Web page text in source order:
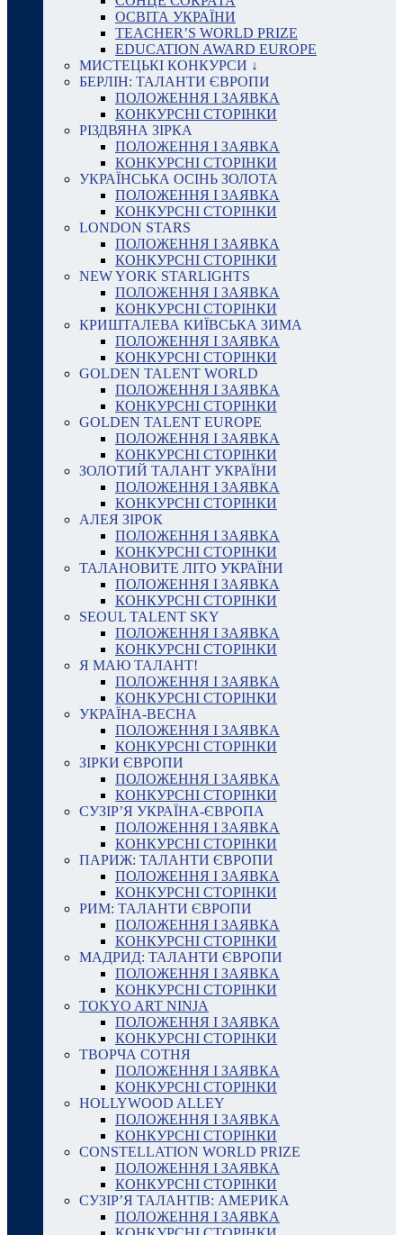
ОСВІТА УКРАЇНИ
TEACHER’S WORLD PRIZE
EDUCATION AWARD EUROPE
МИСТЕЦЬКІ КОНКУРСИ ↓
БЕРЛІН: ТАЛАНТИ ЄВРОПИ
ПОЛОЖЕННЯ І ЗАЯВКА
КОНКУРСНІ СТОРІНКИ
РІЗДВЯНА ЗІРКА
ПОЛОЖЕННЯ І ЗАЯВКА
КОНКУРСНІ СТОРІНКИ
УКРАЇНСЬКА ОСІНЬ ЗОЛОТА
ПОЛОЖЕННЯ І ЗАЯВКА
КОНКУРСНІ СТОРІНКИ
LONDON STARS
ПОЛОЖЕННЯ І ЗАЯВКА
КОНКУРСНІ СТОРІНКИ
NEW YORK STARLIGHTS
ПОЛОЖЕННЯ І ЗАЯВКА
КОНКУРСНІ СТОРІНКИ
КРИШТАЛЕВА КИЇВСЬКА ЗИМА
ПОЛОЖЕННЯ І ЗАЯВКА
КОНКУРСНІ СТОРІНКИ
GOLDEN TALENT WORLD
ПОЛОЖЕННЯ І ЗАЯВКА
КОНКУРСНІ СТОРІНКИ
GOLDEN TALENT EUROPE
ПОЛОЖЕННЯ І ЗАЯВКА
КОНКУРСНІ СТОРІНКИ
ЗОЛОТИЙ ТАЛАНТ УКРАЇНИ
ПОЛОЖЕННЯ І ЗАЯВКА
КОНКУРСНІ СТОРІНКИ
АЛЕЯ ЗІРОК
ПОЛОЖЕННЯ І ЗАЯВКА
КОНКУРСНІ СТОРІНКИ
ТАЛАНОВИТЕ ЛІТО УКРАЇНИ
ПОЛОЖЕННЯ І ЗАЯВКА
КОНКУРСНІ СТОРІНКИ
SEOUL TALENT SKY
ПОЛОЖЕННЯ І ЗАЯВКА
КОНКУРСНІ СТОРІНКИ
Я МАЮ ТАЛАНТ!
ПОЛОЖЕННЯ І ЗАЯВКА
КОНКУРСНІ СТОРІНКИ
УКРАЇНА-ВЕСНА
ПОЛОЖЕННЯ І ЗАЯВКА
КОНКУРСНІ СТОРІНКИ
ЗІРКИ ЄВРОПИ
ПОЛОЖЕННЯ І ЗАЯВКА
КОНКУРСНІ СТОРІНКИ
СУЗІР’Я УКРАЇНА-ЄВРОПА
ПОЛОЖЕННЯ І ЗАЯВКА
КОНКУРСНІ СТОРІНКИ
ПАРИЖ: ТАЛАНТИ ЄВРОПИ
ПОЛОЖЕННЯ І ЗАЯВКА
КОНКУРСНІ СТОРІНКИ
РИМ: ТАЛАНТИ ЄВРОПИ
ПОЛОЖЕННЯ І ЗАЯВКА
КОНКУРСНІ СТОРІНКИ
МАДРИД: ТАЛАНТИ ЄВРОПИ
ПОЛОЖЕННЯ І ЗАЯВКА
КОНКУРСНІ СТОРІНКИ
TOKYO ART NINJA
ПОЛОЖЕННЯ І ЗАЯВКА
КОНКУРСНІ СТОРІНКИ
ТВОРЧА СОТНЯ
ПОЛОЖЕННЯ І ЗАЯВКА
КОНКУРСНІ СТОРІНКИ
HOLLYWOOD ALLEY
ПОЛОЖЕННЯ І ЗАЯВКА
КОНКУРСНІ СТОРІНКИ
CONSTELLATION WORLD PRIZE
ПОЛОЖЕННЯ І ЗАЯВКА
КОНКУРСНІ СТОРІНКИ
СУЗІР’Я ТАЛАНТІВ: АМЕРИКА
ПОЛОЖЕННЯ І ЗАЯВКА